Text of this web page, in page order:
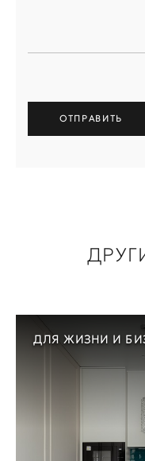
ДЛЯ ЖИЗНИ И